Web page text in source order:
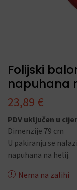
Folijski
napuhana
23,89 €
PDV uključen u
Dimenzije 79 cm
U pakiranju se
napuhana na helij.
Nema na zalihi